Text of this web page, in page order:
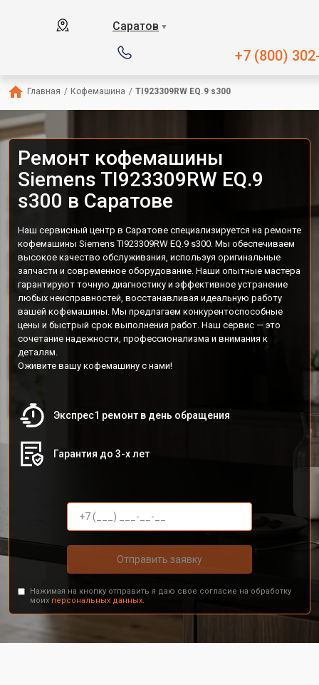
Саратов ▼
+7 (800)
Главная / Кофемашина / TI923309RW EQ.9 s300
Ремонт кофемашины
Siemens TI923309RW EQ.9
s300 в Саратове
Наш сервисный центр в Саратове специализируется на ремонте
кофемашины Siemens TI923309RW EQ.9 s300. Мы обеспечиваем
высокое качество обслуживания, используя оригинальные
запчасти и современное оборудование. Наши опытные мастера
гарантируют точную диагностику и эффективное устранение
любых неисправностей, восстанавливая идеальную работу
вашей кофемашины. Мы предлагаем конкурентоспособные
цены и быстрый срок выполнения работ. Наш сервис — это
сочетание надежности, профессионализма и внимания к
деталям.
Оживите вашу кофемашину с нами!
Экспрес1 ремонт в день обращения
Гарантия до 3-х лет
Отправить заявку
Нажимая на кнопку отправить я даю свое согласие на обработку
моих персональных данных.